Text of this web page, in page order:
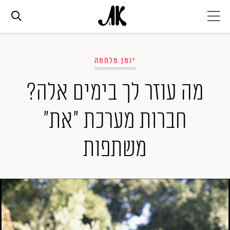
אופנה
ביוטי
סלבס
ערוצים נוספים
המגזין
יומן מלחמה
מה עוזר לך בימים אלה?
חברות מערכת ״את״
משתפות